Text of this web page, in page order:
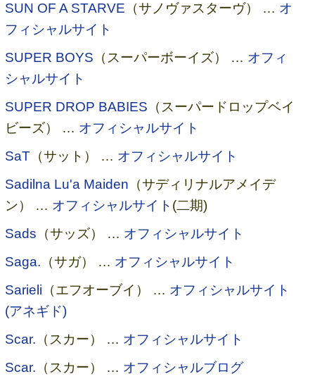
SUN OF A STARVE （サノヴァスターヴ） … オ
フィシャルサイト
SUPER BOYS （スーパーボーイズ） … オフィ
シャルサイト
SUPER DROP BABIES （スーパードロップベイ
ビーズ） … オフィシャルサイト
SaT （サット） … オフィシャルサイト
Sadilna Lu'a Maiden （サディリナルアメイデ
ン） … オフィシャルサイト (二期)
Sads （サッズ） … オフィシャルサイト
Saga. （サガ） … オフィシャルサイト
Sarieli （エフオーブイ） … オフィシャルサイト
(アネギド)
Scar. （スカー） … オフィシャルサイト
Scar. （スカー） … オフィシャルブログ